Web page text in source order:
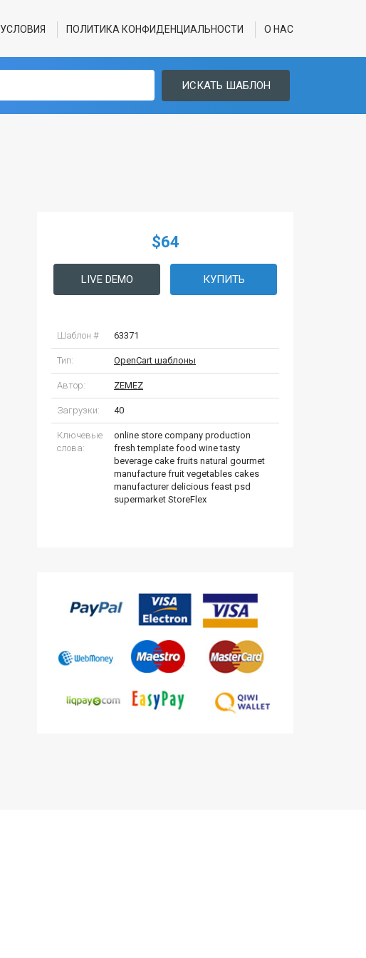
УСЛОВИЯ ПОЛИТИКА КОНФИДЕНЦИАЛЬНОСТИ О НАС
ИСКАТЬ ШАБЛОН
$64
LIVE DEMO КУПИТЬ
Шаблон # 63371
Тип: OpenCart шаблоны
Автор: ZEMEZ
Загрузки: 40
Ключевые
слова:
online store company production
fresh template food wine tasty
beverage cake fruits natural gourmet
manufacture fruit vegetables cakes
manufacturer delicious feast psd
supermarket StoreFlex